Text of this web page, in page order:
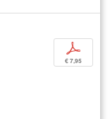
p
€ 7,95